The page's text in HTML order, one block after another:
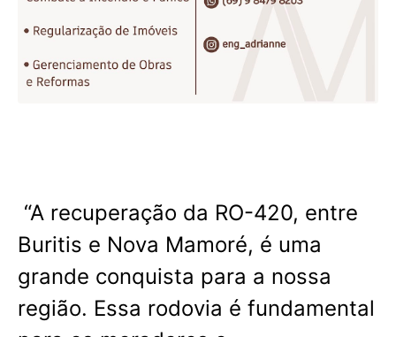
“A recuperação da RO-420, entre
Buritis e Nova Mamoré, é uma
grande conquista para a nossa
região. Essa rodovia é fundamental